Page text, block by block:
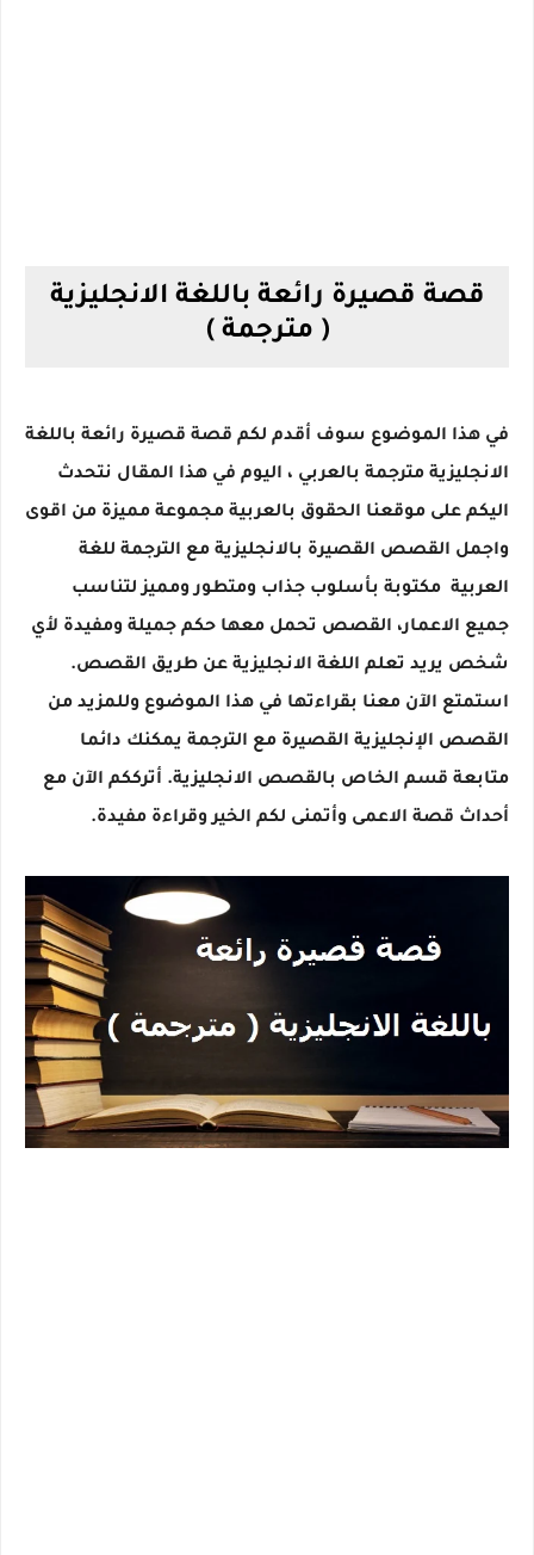
قصة قصيرة رائعة باللغة الانجليزية
( مترجمة )
في هذا الموضوع سوف أقدم لكم قصة قصيرة رائعة باللغة
الانجليزية مترجمة بالعربي ، اليوم في هذا المقال نتحدث
اليكم على موقعنا الحقوق بالعربية مجموعة مميزة من اقوى
واجمل القصص القصيرة بالانجليزية مع الترجمة للغة
العربية مكتوبة بأسلوب جذاب ومتطور ومميز لتناسب
جميع الاعمار، القصص تحمل معها حكم جميلة ومفيدة لأي
شخص يريد تعلم اللغة الانجليزية عن طريق القصص.
استمتع الآن معنا بقراءتها في هذا الموضوع وللمزيد من
القصص الإنجليزية القصيرة مع الترجمة يمكنك دائما
متابعة قسم الخاص بالقصص الانجليزية. أترككم الآن مع
أحداث قصة الاعمى وأتمنى لكم الخير وقراءة مفيدة.